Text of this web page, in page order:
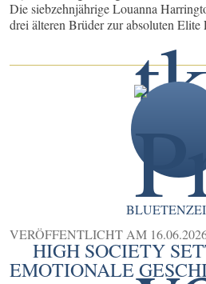
Die siebzehnjährige Louanna
drei älteren Brüder zur absoluten Elite
VERÖFFENTLICHT AM
HIGH SOCIETY
EMOTIONALE